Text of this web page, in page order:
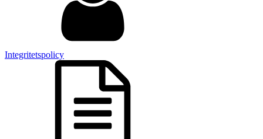
Integritetspolicy